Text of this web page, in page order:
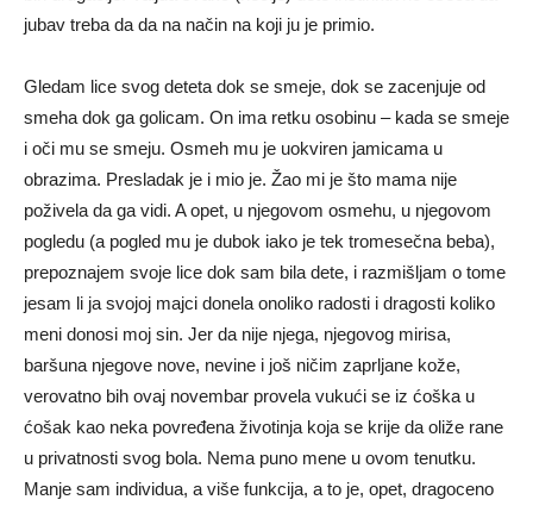
jubav treba da da na način na koji ju je primio.
Gledam lice svog deteta dok se smeje, dok se zacenjuje od
smeha dok ga golicam. On ima retku osobinu – kada se smeje
i oči mu se smeju. Osmeh mu je uokviren jamicama u
obrazima. Presladak je i mio je. Žao mi je što mama nije
poživela da ga vidi. A opet, u njegovom osmehu, u njegovom
pogledu (a pogled mu je dubok iako je tek tromesečna beba),
prepoznajem svoje lice dok sam bila dete, i razmišljam o tome
jesam li ja svojoj majci donela onoliko radosti i dragosti koliko
meni donosi moj sin. Jer da nije njega, njegovog mirisa,
baršuna njegove nove, nevine i još ničim zaprljane kože,
verovatno bih ovaj novembar provela vukući se iz ćoška u
ćošak kao neka povređena životinja koja se krije da oliže rane
u privatnosti svog bola. Nema puno mene u ovom tenutku.
Manje sam individua, a više funkcija, a to je, opet, dragoceno